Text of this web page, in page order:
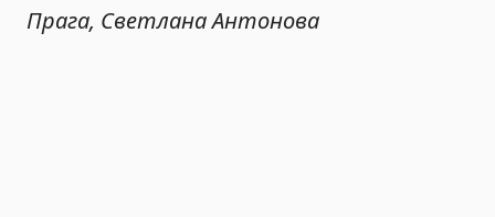
Прага, Светлана Антонова